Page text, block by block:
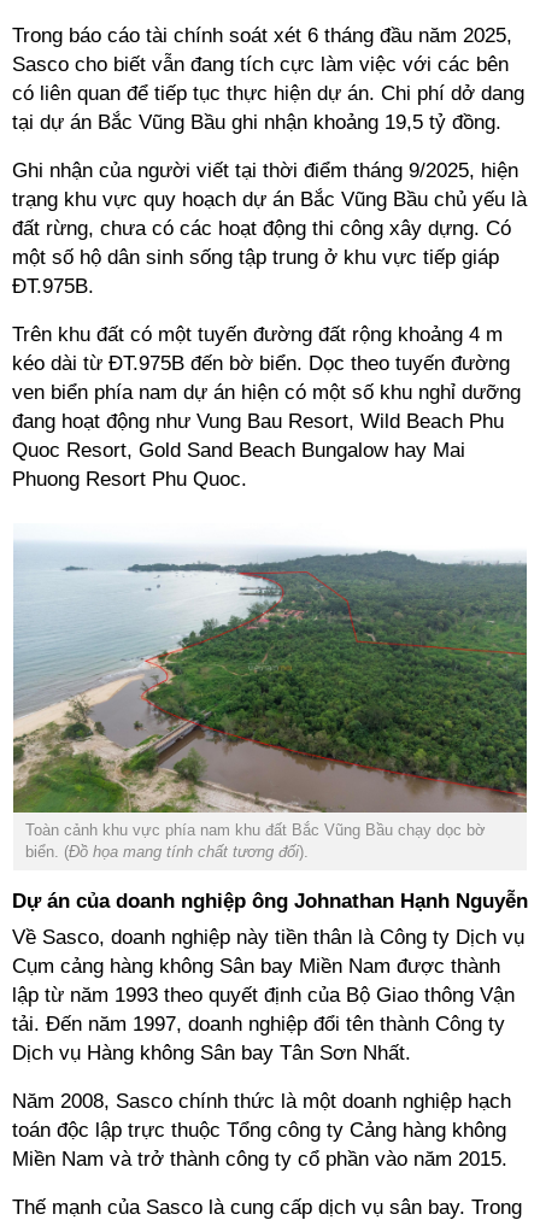
Trong báo cáo tài chính soát xét 6 tháng đầu năm 2025,
Sasco cho biết vẫn đang tích cực làm việc với các bên
có liên quan để tiếp tục thực hiện dự án. Chi phí dở dang
tại dự án Bắc Vũng Bầu ghi nhận khoảng 19,5 tỷ đồng.
Ghi nhận của người viết tại thời điểm tháng 9/2025, hiện
trạng khu vực quy hoạch dự án Bắc Vũng Bầu chủ yếu là
đất rừng, chưa có các hoạt động thi công xây dựng. Có
một số hộ dân sinh sống tập trung ở khu vực tiếp giáp
ĐT.975B.
Trên khu đất có một tuyến đường đất rộng khoảng 4 m
kéo dài từ ĐT.975B đến bờ biển. Dọc theo tuyến đường
ven biển phía nam dự án hiện có một số khu nghỉ dưỡng
đang hoạt động như Vung Bau Resort, Wild Beach Phu
Quoc Resort, Gold Sand Beach Bungalow hay Mai
Phuong Resort Phu Quoc.
Toàn cảnh khu vực phía nam khu đất Bắc Vũng Bầu chạy dọc bờ
biển. (Đồ họa mang tính chất tương đối).
Dự án của doanh nghiệp ông Johnathan Hạnh Nguyễn
Về Sasco, doanh nghiệp này tiền thân là Công ty Dịch vụ
Cụm cảng hàng không Sân bay Miền Nam được thành
lập từ năm 1993 theo quyết định của Bộ Giao thông Vận
tải. Đến năm 1997, doanh nghiệp đổi tên thành Công ty
Dịch vụ Hàng không Sân bay Tân Sơn Nhất.
Năm 2008, Sasco chính thức là một doanh nghiệp hạch
toán độc lập trực thuộc Tổng công ty Cảng hàng không
Miền Nam và trở thành công ty cổ phần vào năm 2015.
Thế mạnh của Sasco là cung cấp dịch vụ sân bay. Trong